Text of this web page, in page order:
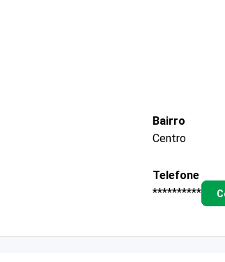
Bairro
Centro
Telefone
**********